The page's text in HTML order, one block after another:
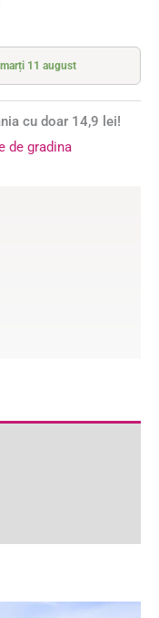
11 august
cu doar 14,9 lei!
de gradina